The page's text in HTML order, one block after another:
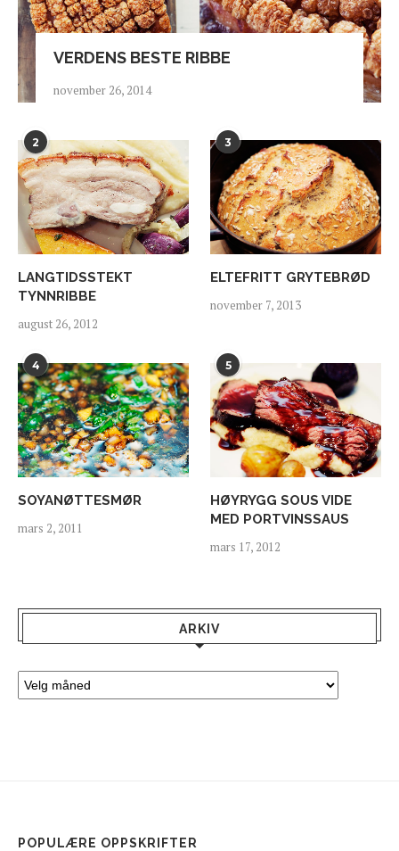
VERDENS BESTE RIBBE
november 26, 2014
2
LANGTIDSSTEKT
TYNNRIBBE
august 26, 2012
3
ELTEFRITT GRYTEBRØD
november 7, 2013
4
SOYANØTTESMØR
mars 2, 2011
5
HØYRYGG SOUS VIDE
MED PORTVINSSAUS
mars 17, 2012
ARKIV
POPULÆRE OPPSKRIFTER